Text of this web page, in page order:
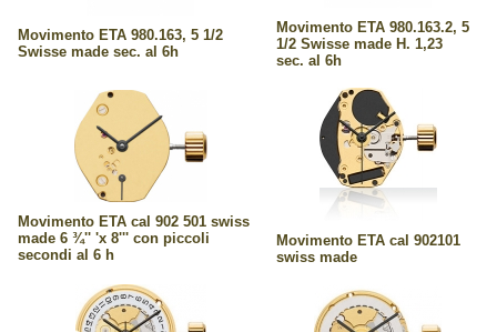
Movimento ETA 980.163, 5 1/2
Swisse made sec. al 6h
Movimento ETA 980.163.2, 5
1/2 Swisse made H. 1,23
sec. al 6h
Movimento ETA cal 902 501 swiss
made 6 ¾'' 'x 8''' con piccoli
secondi al 6 h
Movimento ETA cal 902101
swiss made